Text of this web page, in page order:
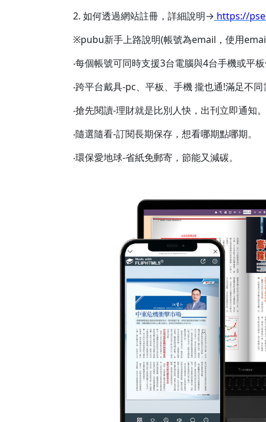
2. 如何透過網站註冊，詳細說明→ https://
※pubu新手上路說明(帳號為email，使用
‧每個帳號可同時支援3台電腦與4台手機或平
‧跨平台戴具-pc、平板、手機 攏也通!滿足不同
‧搶先閱讀-理財就是比別人快，出刊立即通知。
‧隨選隨看-訂閱長期保存，想看哪期點哪期。
‧環保愛地球-省紙免郵寄，節能又減碳。